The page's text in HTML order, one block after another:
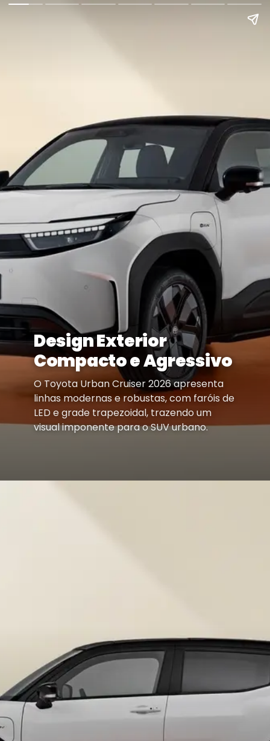
Design Exterior
Compacto e Agressivo
O Toyota Urban Cruiser 2026 apresenta
linhas modernas e robustas, com faróis de
LED e grade trapezoidal, trazendo um
visual imponente para o SUV urbano.